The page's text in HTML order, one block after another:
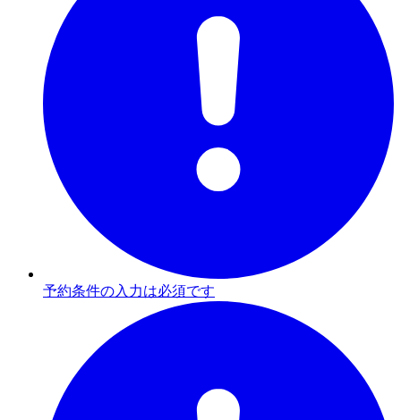
予約条件の入力は必須です